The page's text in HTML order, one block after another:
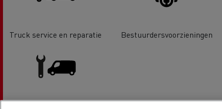
Truck service en reparatie Bestuurdersvoorzieningen